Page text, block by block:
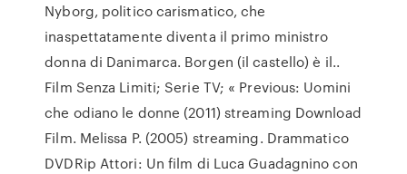
Nyborg, politico carismatico, che
inaspettatamente diventa il primo ministro
donna di Danimarca. Borgen (il castello) è il..
Film Senza Limiti; Serie TV; « Previous: Uomini
che odiano le donne (2011) streaming Download
Film. Melissa P. (2005) streaming. Drammatico
DVDRip Attori: Un film di Luca Guadagnino con